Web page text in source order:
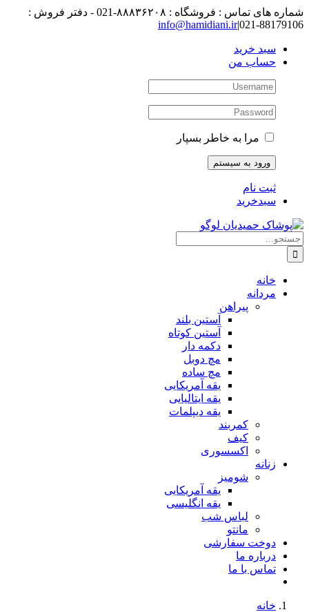
رفتن
به
شماره های تماس : فروشگاه : ۸۸۸۳۶۲۰۸-021 - دفتر فروش :
88179106-021
|
info@hamidiani.ir
سبد خرید
حساب من
مرا به خاطر بسپار
ثبت نام
سبدخرید
جستجو
برای:
خانه
مردانه
پیراهن
آستین بلند
آستین کوتاه
دکمه دار
مچ دوبل
مچ ساده
یقه آمریکایی
یقه ایتالیایی
یقه دیپلمات
کمربند
کیف
اکسسوری
زنانه
شومیز
یقه آمریکایی
یقه انگلیسی
لباس شب
مانتو
دوخت سفارشی
درباره ما
تماس با ما
خانه